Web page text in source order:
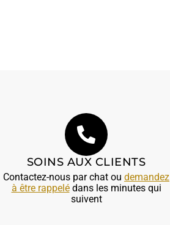
SOINS AUX CLIENTS
Contactez-nous par chat ou demandez
à être rappelédans les minutes qui
suivent